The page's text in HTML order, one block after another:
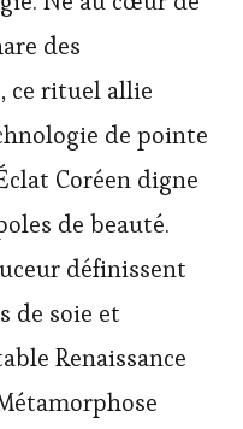
des
ce rituel allie
de pointe
Coréen digne
de beauté.
définissent
de soie et
Renaissance